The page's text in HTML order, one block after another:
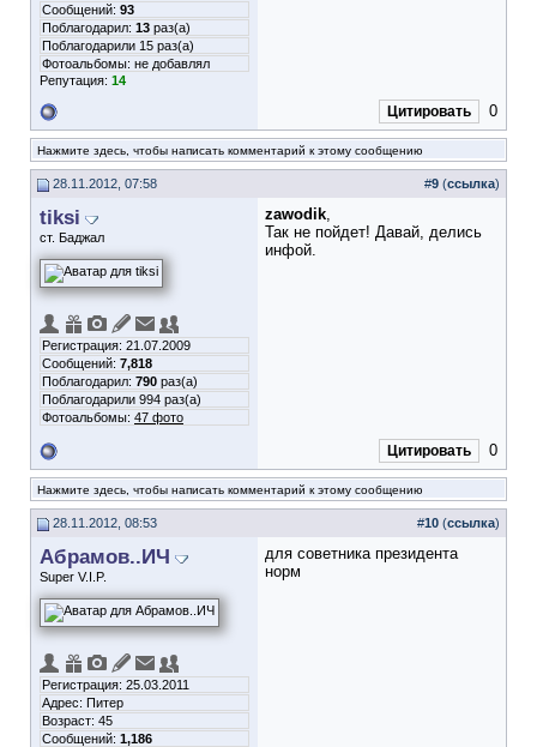
Сообщений: 93
Поблагодарил: 13 раз(а)
Поблагодарили 15 раз(а)
Фотоальбомы: не добавлял
Репутация: 14
Цитировать 0
Нажмите здесь, чтобы написать комментарий к этому сообщению
28.11.2012, 07:58 #9 (ссылка)
tiksi
ст. Баджал
Регистрация: 21.07.2009
Сообщений: 7,818
Поблагодарил: 790 раз(а)
Поблагодарили 994 раз(а)
Фотоальбомы: 47 фото
zawodik,
Так не пойдет! Давай, делись
инфой.
Цитировать 0
Нажмите здесь, чтобы написать комментарий к этому сообщению
28.11.2012, 08:53 #10 (ссылка)
Абрамов..ИЧ
Super V.I.P.
Регистрация: 25.03.2011
Адрес: Питер
Возраст: 45
Сообщений: 1,186
для советника президента
норм